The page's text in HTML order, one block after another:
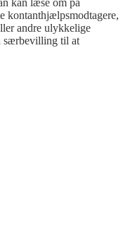
kan læse om på
kontanthjælpsmodtagere,
andre ulykkelige
særbevilling til at